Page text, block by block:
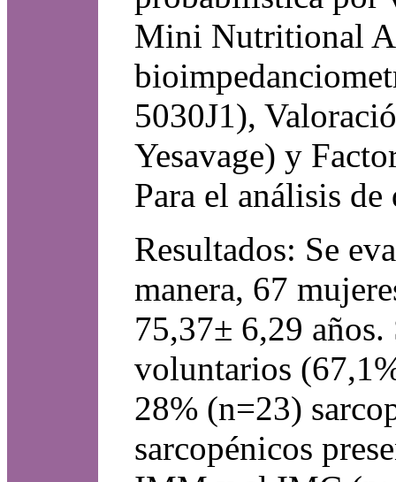
Mini Nutritional
5030J1),
Yesavage) y
Para el análisis
Resultados: Se
manera, 67
75,37± 6,29
voluntarios
28% (n=23)
sarcopénicos